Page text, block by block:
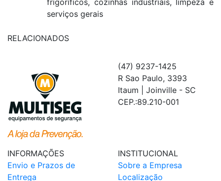
serviços gerais
RELACIONADOS
(47) 9237-1425
R Sao Paulo, 3393
Itaum | Joinville - SC
CEP.:89.210-001
INFORMAÇÕES
Envio e Prazos de
Entrega
INSTITUCIONAL
Sobre a Empresa
Localização